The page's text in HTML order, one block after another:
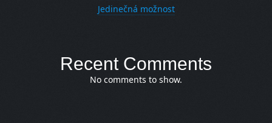
Jedinečná možnost
Recent Comments
No comments to show.